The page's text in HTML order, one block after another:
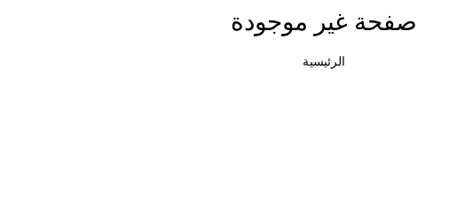
صفحة غير موجودة
الرئيسية